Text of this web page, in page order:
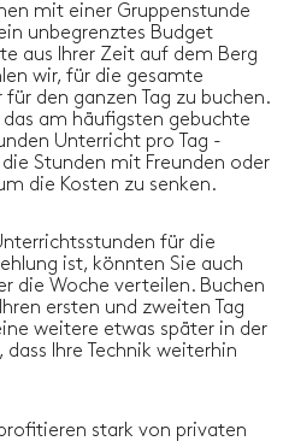
,Sainte Foy Tarentaise
Lehrer. Es war mein
und er war während
ihm hatte, sehr
hilfreiches Feedback.
gebucht 12
mit einer Gruppenstunde
unbegrenztes Budget
aus Ihrer Zeit auf dem Berg
wir, für die gesamte
den ganzen Tag zu buchen.
am häufigsten gebuchte
Unterricht pro Tag -
Stunden mit Freunden oder
die Kosten zu senken.
für die
ist, könnten Sie auch
die Woche verteilen. Buchen
ersten und zweiten Tag
weitere etwas später in der
Ihre Technik weiterhin
stark von privaten